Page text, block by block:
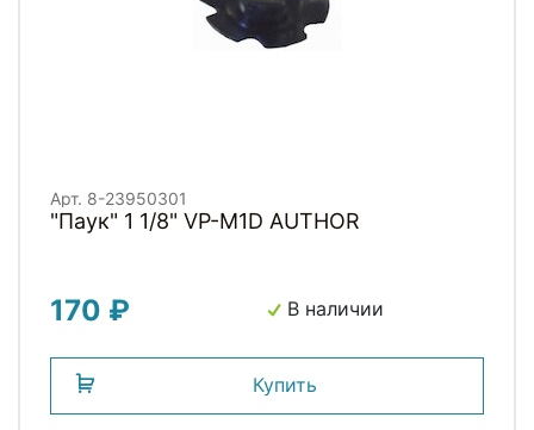
Арт. 8-23950301
"Паук" 1 1/8" VP-M1D AUTHOR
170 ₽ В наличии
Купить